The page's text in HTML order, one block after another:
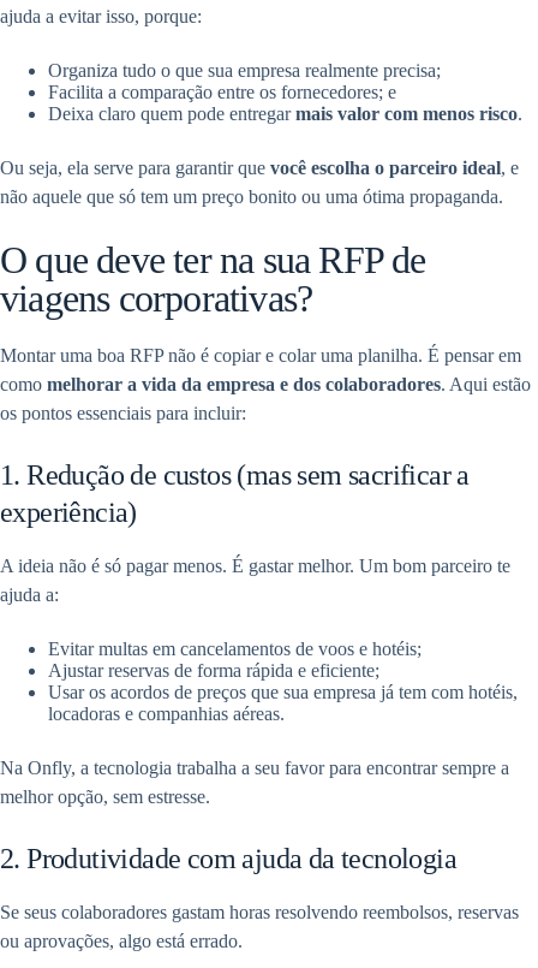
ajuda a evitar isso, porque:
Organiza tudo o que sua empresa realmente precisa;
Facilita a comparação entre os fornecedores; e
Deixa claro quem pode entregarmais valor com menos risco.
Ou seja, ela serve para garantir que você escolha o parceiro ideal, e
não aquele que só tem um preço bonito ou uma ótima propaganda.
O que deve ter na sua RFP de
viagens corporativas?
Montar uma boa RFP não é copiar e colar uma planilha. É pensar em
como melhorar a vida da empresa e dos colaboradores. Aqui estão
os pontos essenciais para incluir:
1. Redução de custos (mas sem sacrificar a
experiência)
A ideia não é só pagar menos. É gastar melhor. Um bom parceiro te
ajuda a:
Evitar multas em cancelamentos de voos e hotéis;
Ajustar reservas de forma rápida e eficiente;
Usar os acordos de preços que sua empresa já tem com hotéis,
locadoras e companhias aéreas.
Na Onfly, a tecnologia trabalha a seu favor para encontrar sempre a
melhor opção, sem estresse.
2. Produtividade com ajuda da tecnologia
Se seus colaboradores gastam horas resolvendo reembolsos, reservas
ou aprovações, algo está errado.